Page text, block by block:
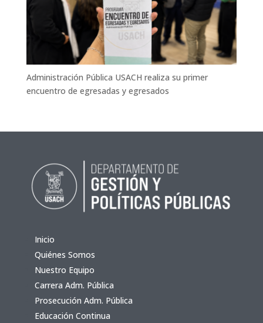
Administración Pública USACH realiza su primer
encuentro de egresadas y egresados
Inicio
Quiénes Somos
Nuestro Equipo
Carrera Adm. Pública
Prosecución Adm. Pública
Educación Continua